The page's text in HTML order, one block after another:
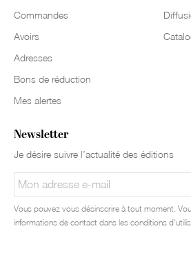
Commandes
Avoirs
Adresses
Bons de réduction
Mes alertes
Newsletter
Je désire suivre l’actualité des éditions
Vous pouvez vous désinscrire à tout moment.
informations de contact dans les conditions